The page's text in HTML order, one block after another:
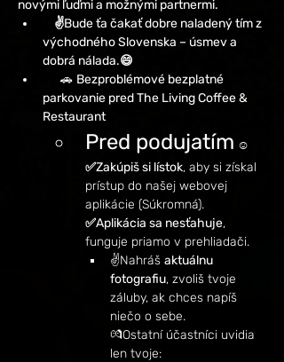
novými ľuďmi a možnými partnermi.
✌️Bude ťa čakať dobre naladený tím z
východného Slovenska – úsmev a
dobrá nálada.😄
     🚗
Bezproblémové bezplatné
parkovanie pred The Living Coffee &
Restaurant
Pred podujatím ☺️
✅Zakúpiš si lístok, aby si získal
prístup do našej webovej
aplikácie (Súkromná).
✅Aplikácia sa nesťahuje,
funguje priamo v prehliadači.
✌️Nahráš aktuálnu
fotografiu, zvoliš tvoje
záluby, ak chces napíš
niečo o sebe.
💏Ostatní účastníci uvidia
len tvoje: